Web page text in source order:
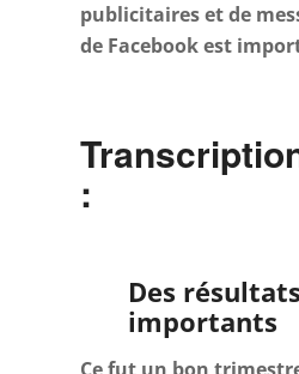
publicitaires et de
de Facebook est
:
Des
importants